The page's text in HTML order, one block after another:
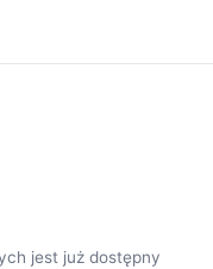
jest już dostępny